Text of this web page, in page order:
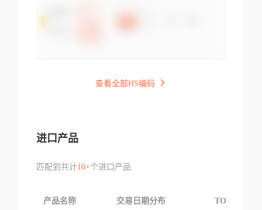
查看全部HS编码
进口产品
匹配到共计10+个进口产品
产品名称 交易日期分布 TOP3交易国